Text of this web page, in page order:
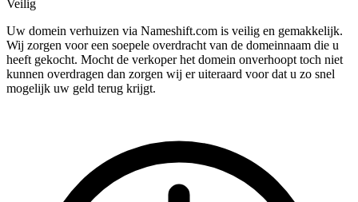
Veilig
Uw domein verhuizen via Nameshift.com is veilig en gemakkelijk.
Wij zorgen voor een soepele overdracht van de domeinnaam die u
heeft gekocht. Mocht de verkoper het domein onverhoopt toch niet
kunnen overdragen dan zorgen wij er uiteraard voor dat u zo snel
mogelijk uw geld terug krijgt.